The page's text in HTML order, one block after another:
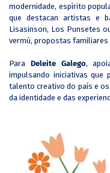
modernidade, espírito
que destacan artistas e
Lisasinson, Los Punsetes
vermú, propostas
Para Deleite Galego,
impulsando iniciativas
talento creativo do país e
da identidade e das